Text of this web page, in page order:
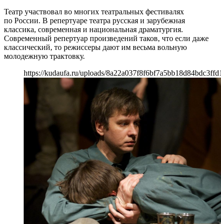
Театр участвовал во многих театральных фестивалях
по России. В репертуаре театра русская и зарубежная
классика, современная и национальная драматургия.
Современный репертуар произведений таков, что если даже
классический, то режиссеры дают им весьма вольную
молодежную трактовку.
https://kudaufa.ru/uploads/